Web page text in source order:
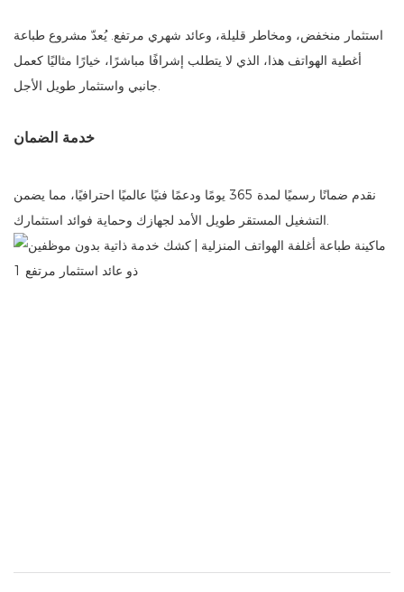
استثمار منخفض، ومخاطر قليلة، وعائد شهري مرتفع. يُعدّ مشروع طباعة
أغطية الهواتف هذا، الذي لا يتطلب إشرافًا مباشرًا، خيارًا مثاليًا كعمل
جانبي واستثمار طويل الأجل.
خدمة الضمان
نقدم ضمانًا رسميًا لمدة 365 يومًا ودعمًا فنيًا عالميًا احترافيًا، مما يضمن
التشغيل المستقر طويل الأمد لجهازك وحماية فوائد استثمارك.